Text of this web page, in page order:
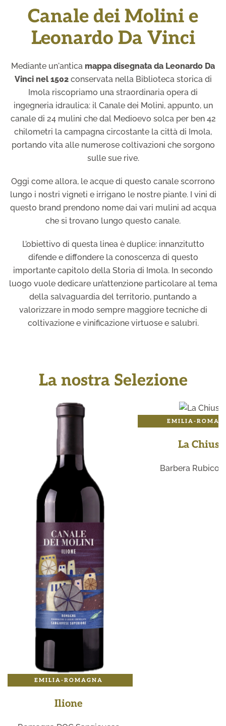
Canale dei Molini e
Leonardo Da Vinci
Mediante un'antica mappa disegnata da Leonardo Da
Vinci nel 1502conservata nella Biblioteca storica di
Imola riscopriamo una straordinaria opera di
ingegneria idraulica: il Canale dei Molini, appunto, un
canale di 24 mulini che dal Medioevo solca per ben 42
chilometri la campagna circostante la città di Imola,
portando vita alle numerose coltivazioni che sorgono
sulle sue rive.
Oggi come allora, le acque di questo canale scorrono
lungo i nostri vigneti e irrigano le nostre piante. I vini di
questo brand prendono nome dai vari mulini ad acqua
che si trovano lungo questo canale.
L’obiettivo di questa linea è duplice: innanzitutto
difende e diffondere la conoscenza di questo
importante capitolo della Storia di Imola. In secondo
luogo vuole dedicare un’attenzione particolare al tema
della salvaguardia del territorio, puntando a
valorizzare in modo sempre maggiore tecniche di
coltivazione e vinificazione virtuose e salubri.
La nostra Selezione
EMILIA-ROMAGNA
Ilione
EMILIA-
La Chiusa
Barbera